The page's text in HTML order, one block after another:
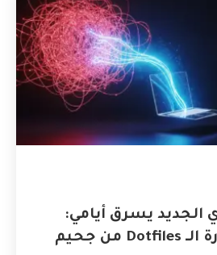
الجديد يسرق أيامي:
كيف أنقذتنا إدارة الـ Dotfiles من جحيم